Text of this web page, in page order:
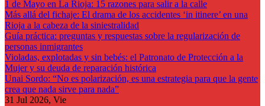
1 de Mayo en La Rioja: 15 razones para salir a la calle
Más allá del fichaje: El drama de los accidentes ‘in itinere’ en una
Rioja a la cabeza de la siniestralidad
Guía práctica: preguntas y respuestas sobre la regularización de
personas inmigrantes
Violadas, explotadas y sin bebés: el Patronato de Protección a la
Mujer y su deuda de reparación histórica
Unai Sordo: “No es polarización, es una estrategia para que la gente
crea que nada sirve para nada”
31 Jul 2026, Vie